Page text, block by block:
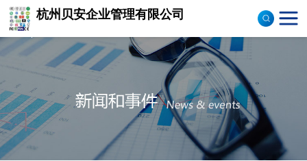
杭州贝安企业管理有限公司
商品售后服务评价体系
认证
ISO9001认证
ISO14001认证
CCC认证